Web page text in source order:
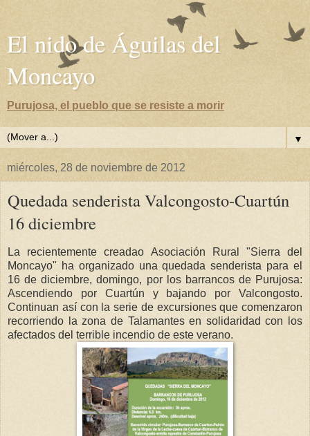
El nido de Águilas del
Moncayo
Purujosa, el pueblo que se resiste a morir
▼
miércoles, 28 de noviembre de 2012
Quedada senderista Valcongosto-Cuartún
16 diciembre
La recientemente creadao Asociación Rural "Sierra del
Moncayo" ha organizado una quedada senderista para el
16 de diciembre, domingo, por los barrancos de Purujosa:
Ascendiendo por Cuartún y bajando por Valcongosto.
Continuan así con la serie de excursiones que comenzaron
recorriendo la zona de Talamantes en solidaridad con los
afectados del terrible incendio de este verano.